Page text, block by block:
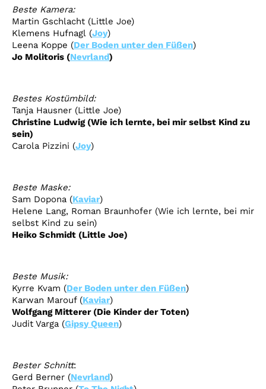
Beste Kamera:
Martin Gschlacht (Little Joe)
Klemens Hufnagl (Joy)
Leena Koppe (Der Boden unter den Füßen)
Jo Molitoris (Nevrland)
BestesKostümbild:
Tanja Hausner (Little Joe)
Christine Ludwig (Wie ich lernte, bei mir selbst Kind zu
sein)
Carola Pizzini (Joy)
Beste Maske:
Sam Dopona (Kaviar)
Helene Lang, Roman Braunhofer (Wie ich lernte, bei mir
selbst Kind zu sein)
Heiko Schmidt (Little Joe)
Beste Musik:
Kyrre Kvam (Der Boden unter den Füßen)
Karwan Marouf (Kaviar)
Wolfgang Mitterer(Die Kinder der Toten)
Judit Varga (Gipsy Queen)
BesterSchnitt:
Gerd Berner (Nevrland)